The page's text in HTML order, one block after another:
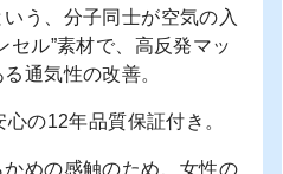
う、分子同士が空気の入
セル”素材で、高反発マッ
通気性の改善。
心の12年品質保証付き。
めの感触のため、女性の